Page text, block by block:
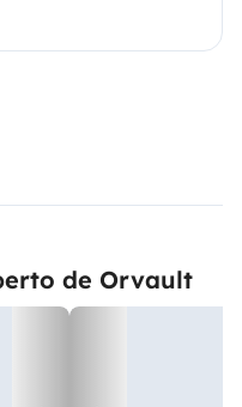
de Orvault